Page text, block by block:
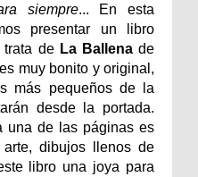
siempre... En esta
presentar un libro
trata de La Ballenade
muy bonito y original,
más pequeños de la
desde la portada.
una de las páginas es
dibujos llenos de
libro una joya para